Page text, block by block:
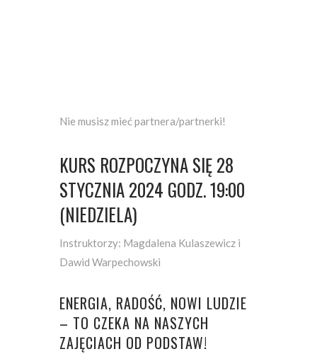
Nie musisz mieć partnera/partnerki!
KURS ROZPOCZYNA SIĘ 28
STYCZNIA 2024 GODZ. 19:00
(NIEDZIELA)
Instruktorzy: Magdalena Kulaszewicz i
Dawid Warpechowski
ENERGIA, RADOŚĆ, NOWI LUDZIE
– TO CZEKA NA NASZYCH
ZAJĘCIACH OD PODSTAW!